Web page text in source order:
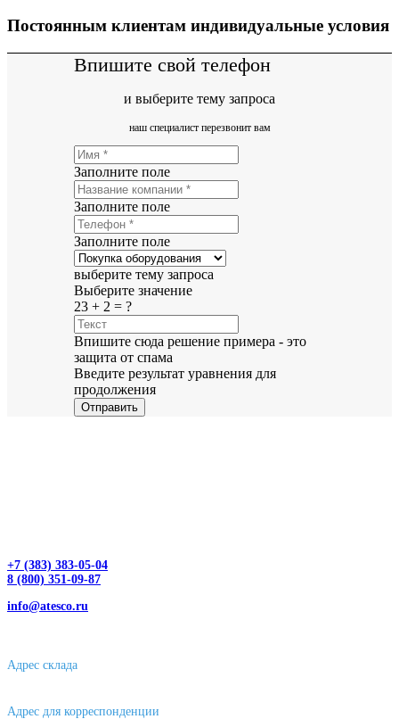
Постоянным клиентам индивидуальные условия
Впишите свой телефон
и выберите тему запроса
наш специалист перезвонит вам
Заполните поле
Заполните поле
Заполните поле
выберите тему запроса
Выберите значение
23 + 2 = ?
Впишите сюда решение примера - это
защита от спама
Введите результат уравнения для
продолжения
Отправить
+7 (383) 383-05-04
8 (800) 351-09-87
info@atesco.ru
Адрес склада
Адрес для корреспонденции